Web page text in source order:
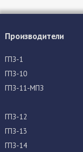
Производители
ГПЗ-1
ГПЗ-10
ГПЗ-11-МПЗ
ГПЗ-12
ГПЗ-13
ГПЗ-14